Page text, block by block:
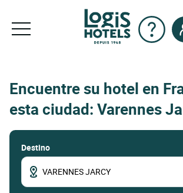
Encuentre su hotel en
esta ciudad: Varennes
Destino